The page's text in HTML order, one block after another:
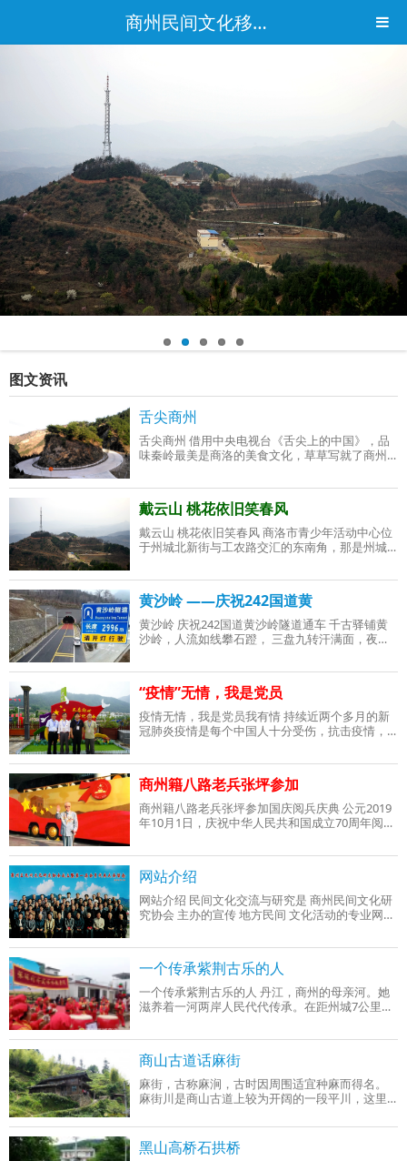
商州民间文化移动版
图文资讯
舌尖商州
舌尖商州 借用中央电视台《舌尖上的中国》，品
味秦岭最美是商洛的美食文化，草草写就了商州
商州》吧！ 陕西秦岭山中的商州，群山环抱，丹
戴云山 桃花依旧笑春风
戴云山 桃花依旧笑春风 商洛市青少年活动中心位
于州城北新街与工农路交汇的东南角，那是州城
的@奋飞办公室闲聊，当我走到门外，看到@古道
黄沙岭 ——庆祝242国道黄
黄沙岭 庆祝242国道黄沙岭隧道通车 千古驿铺黄
沙岭，人流如线攀石蹬， 三盘九转汗满面，夜半
龙， 游客刚过石鸠河，转眼就到商州城。 二〇二
〇
“疫情”无情，我是党员
疫情无情，我是党员我有情 持续近两个多月的新
冠肺炎疫情是每个中国人十分受伤，抗击疫情，
的基层组织到底怎么办？ 商州民间文化研究协会
商州籍八路老兵张坪参加
商州籍八路老兵张坪参加国庆阅兵庆典 公元2019
年10月1日，庆祝中华人民共和国成立70周年阅兵
奋进。从筚路蓝缕到繁荣富强，从一穷二白到幸
福安
网站介绍
网站介绍 民间文化交流与研究是 商州民间文化研
究协会 主办的宣传 地方民间 文化活动的专业网
政局核准登记的 非营利性文化研究 机构 。 宗
一个传承紫荆古乐的人
一个传承紫荆古乐的人 丹江，商州的母亲河。她
滋养着一河两岸人民代代传承。在距州城7公里丹
文化的熏陶下流传了几百年后到了盛世，在非物
商山古道话麻街
麻街，古称麻涧，古时因周围适宜种麻而得名。
麻街川是商山古道上较为开阔的一段平川，这里
自愿、齐塬、王湾、五星、雷凤、王河、老庄、
铺
黑山高桥石拱桥